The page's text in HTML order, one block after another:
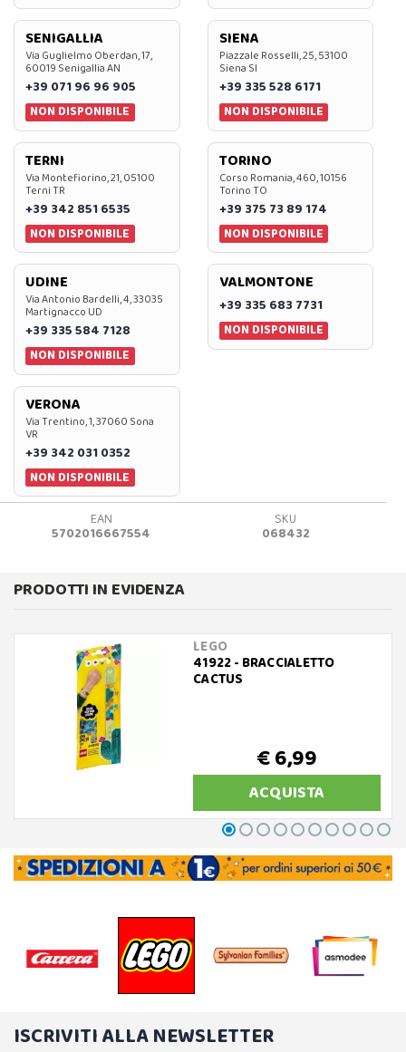
SENIGALLIA
Via Guglielmo Oberdan, 17,
60019 Senigallia AN
+39 071 96 96 905
NON DISPONIBILE
SIENA
Piazzale Rosselli, 25, 53100
Siena SI
+39 335 528 6171
NON DISPONIBILE
TERNI
Via Montefiorino, 21, 05100
Terni TR
+39 342 851 6535
NON DISPONIBILE
TORINO
Corso Romania, 460, 10156
Torino TO
+39 375 73 89 174
NON DISPONIBILE
UDINE
Via Antonio Bardelli, 4, 33035
Martignacco UD
+39 335 584 7128
NON DISPONIBILE
VALMONTONE
+39 335 683 7731
NON DISPONIBILE
VERONA
Via Trentino, 1, 37060 Sona
VR
+39 342 031 0352
NON DISPONIBILE
EAN
5702016667554
SKU
068432
PRODOTTI IN EVIDENZA
LEGO
41922 - BRACCIALETTO
CACTUS
€ 6,99
ACQUISTA
ISCRIVITI ALLA NEWSLETTER